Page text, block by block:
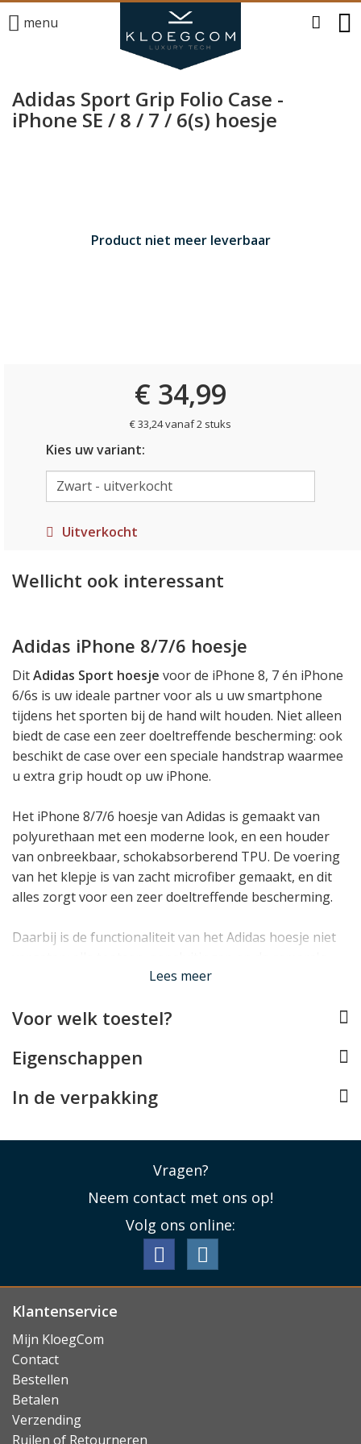
menu
Adidas Sport Grip Folio Case -
iPhone SE / 8 / 7 / 6(s) hoesje
Product niet meer leverbaar
€ 34,99
€ 33,24 vanaf 2 stuks
Kies uw variant:
Uitverkocht
Wellicht ook interessant
Adidas iPhone 8/7/6 hoesje
DitAdidas Sport hoesje voor de iPhone 8, 7 én iPhone
6/6s is uw ideale partner voor als u uw smartphone
tijdens het sporten bij de hand wilt houden. Niet alleen
biedt de case een zeer doeltreffende bescherming: ook
beschikt de case over een speciale handstrap waarmee
u extra grip houdt op uw iPhone.
Het iPhone 8/7/6 hoesje van Adidas is gemaakt van
polyurethaan met een moderne look, en een houder
van onbreekbaar, schokabsorberend TPU. De voering
van het klepje is van zacht microfiber gemaakt, en dit
alles zorgt voor een zeer doeltreffende bescherming.
Daarbij is de functionaliteit van het Adidas hoesje niet
van uw iPhone blijven normaal te gebruiken, en
eenvakje voor pasjes.
Lees meer
Voor welk toestel?
Eigenschappen
In de verpakking
Vragen?
Neem contact met ons op!
Volg ons online:
Klantenservice
Mijn KloegCom
Contact
Bestellen
Betalen
Verzending
Ruilen of Retourneren